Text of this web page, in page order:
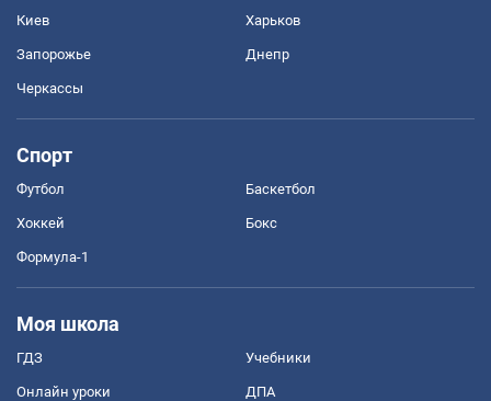
Киев Харьков
Запорожье Днепр
Черкассы
Спорт
Футбол Баскетбол
Хоккей Бокс
Формула-1
Моя школа
ГДЗ Учебники
Онлайн уроки ДПА